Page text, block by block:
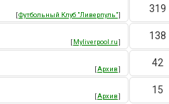
[Футбольный Клуб "Ливерпуль"]
319
[Myliverpool.ru]
138
[Архив]
42
[Архив]
15